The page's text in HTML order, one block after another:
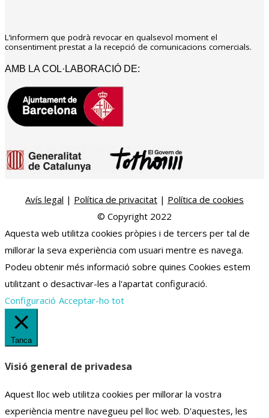
L’informem que podrà revocar en qualsevol moment el
consentiment prestat a la recepció de comunicacions comercials.
AMB LA COL·LABORACIÓ DE:
Avís legal | Política de privacitat | Política de cookies
© Copyright 2022
Aquesta web utilitza cookies pròpies i de tercers per tal de
millorar la seva experiència com usuari mentre es navega.
Podeu obtenir més informació sobre quines Cookies estem
utilitzant o desactivar-les a l'apartat configuració.
Configuració Acceptar-ho tot
Tanca
Visió general de privadesa
Aquest lloc web utilitza cookies per millorar la vostra
experiència mentre navegueu pel lloc web. D'aquestes, les